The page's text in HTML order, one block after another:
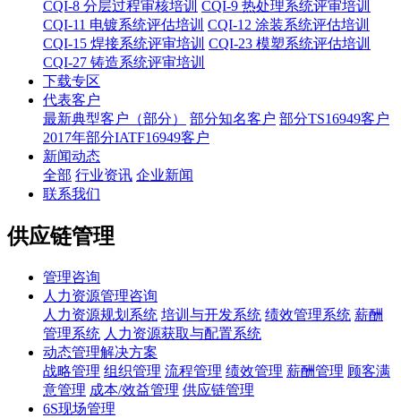
CQI-8 分层过程审核培训 CQI-9 热处理系统评审培训
CQI-11 电镀系统评估培训 CQI-12 涂装系统评估培训
CQI-15 焊接系统评审培训 CQI-23 模塑系统评估培训
CQI-27 铸造系统评审培训
下载专区
代表客户
最新典型客户（部分）
部分知名客户 部分TS16949客户
2017年部分IATF16949客户
新闻动态
全部 行业资讯 企业新闻
联系我们
供应链管理
管理咨询
人力资源管理咨询
人力资源规划系统 培训与开发系统 绩效管理系统 薪酬
管理系统 人力资源获取与配置系统
动态管理解决方案
战略管理 组织管理 流程管理 绩效管理 薪酬管理 顾客满
意管理 成本/效益管理 供应链管理
6S现场管理